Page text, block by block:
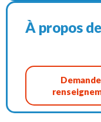
À propos